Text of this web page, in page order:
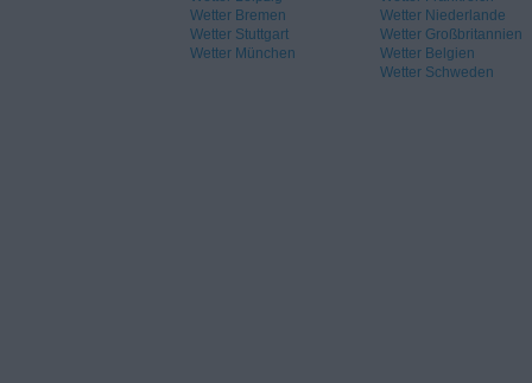
Wetter Bremen
Wetter Stuttgart
Wetter München
Wetter Niederlande
Wetter Großbritannien
Wetter Belgien
Wetter Schweden